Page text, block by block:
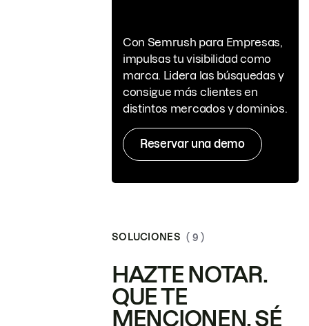
Con Semrush para Empresas,
impulsas tu visibilidad como
marca. Lidera las búsquedas y
consigue más clientes en
distintos mercados y dominios.
Reservar una demo
SOLUCIONES ( 9 )
HAZTE NOTAR.
QUE TE
MENCIONEN. SÉ